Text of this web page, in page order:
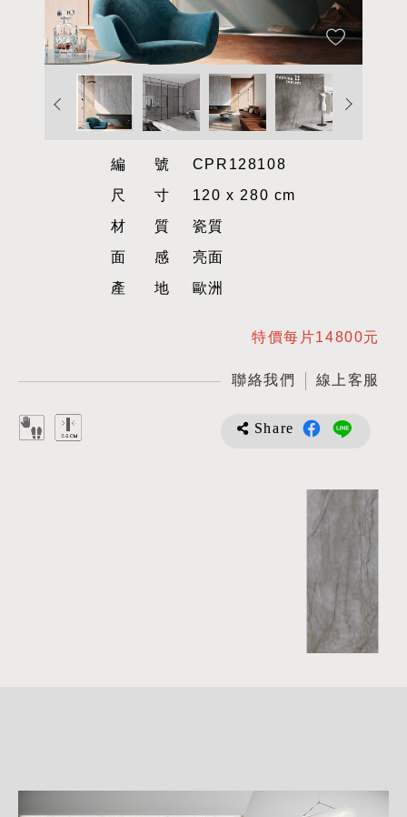
編號CPR128108
尺寸120 x 280 cm
材質瓷質
面感亮面
產地歐洲
特價每片14800元
聯絡我們 線上客服
Share